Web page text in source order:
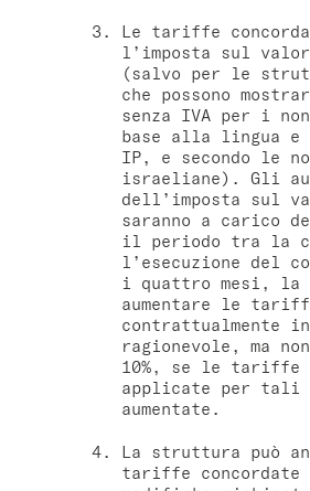
Le tariffe
l’imposta sul
(salvo per le
che possono
senza IVA per i
base alla lingua
IP, e secondo le
israeliane). Gli
dell’imposta sul
saranno a carico
il periodo tra la
l’esecuzione del
i quattro mesi, la
aumentare le
contrattualmente
ragionevole, ma
10%, se le tariffe
applicate per tali
aumentate.
La struttura può
tariffe concordate